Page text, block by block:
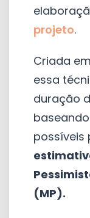
projeto.
Criada
essa
duração
possíveis
(MP).